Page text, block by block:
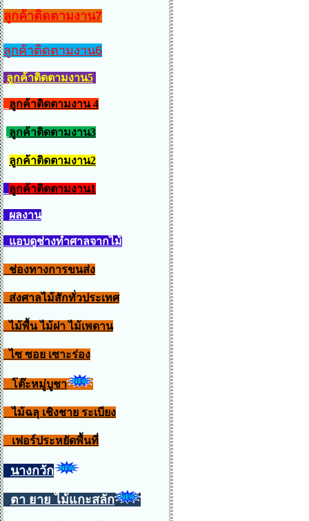
ลูกค้าติดตามงาน7
ลูกค้าติดตามงาน6
ลูกค้าติดตามงาน5
ลูกค้าติดตามงาน 4
ลูกค้าติดตามงาน3
ลูกค้าติดตามงาน2
ลูกค้าติดตามงาน1
ผลงาน
แอบดูช่างทำศาลจากไม้
ช่องทางการขนส่ง
ส่งศาลไม้สักทั่วประเทศ
ไม้พื้น ไม้ฝา ไม้เพดาน
ไซ ซอย เซาะร่อง
โต๊ะหมู่บูชา
ไม้ฉลุ เชิงชาย ระเบียง
เฟอร์ประหยัดพื้นที่
นางกวัก
ตา ยาย ไม้แกะสลัก